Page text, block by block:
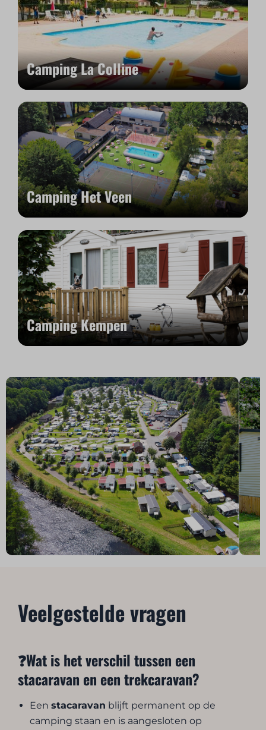
Camping La Colline
Camping Het Veen
Camping Kempen
Veelgestelde vragen
❓Wat is het verschil tussen een
stacaravan en een trekcaravan?
Eenstacaravan blijft permanent op de
camping staan en is aangesloten op